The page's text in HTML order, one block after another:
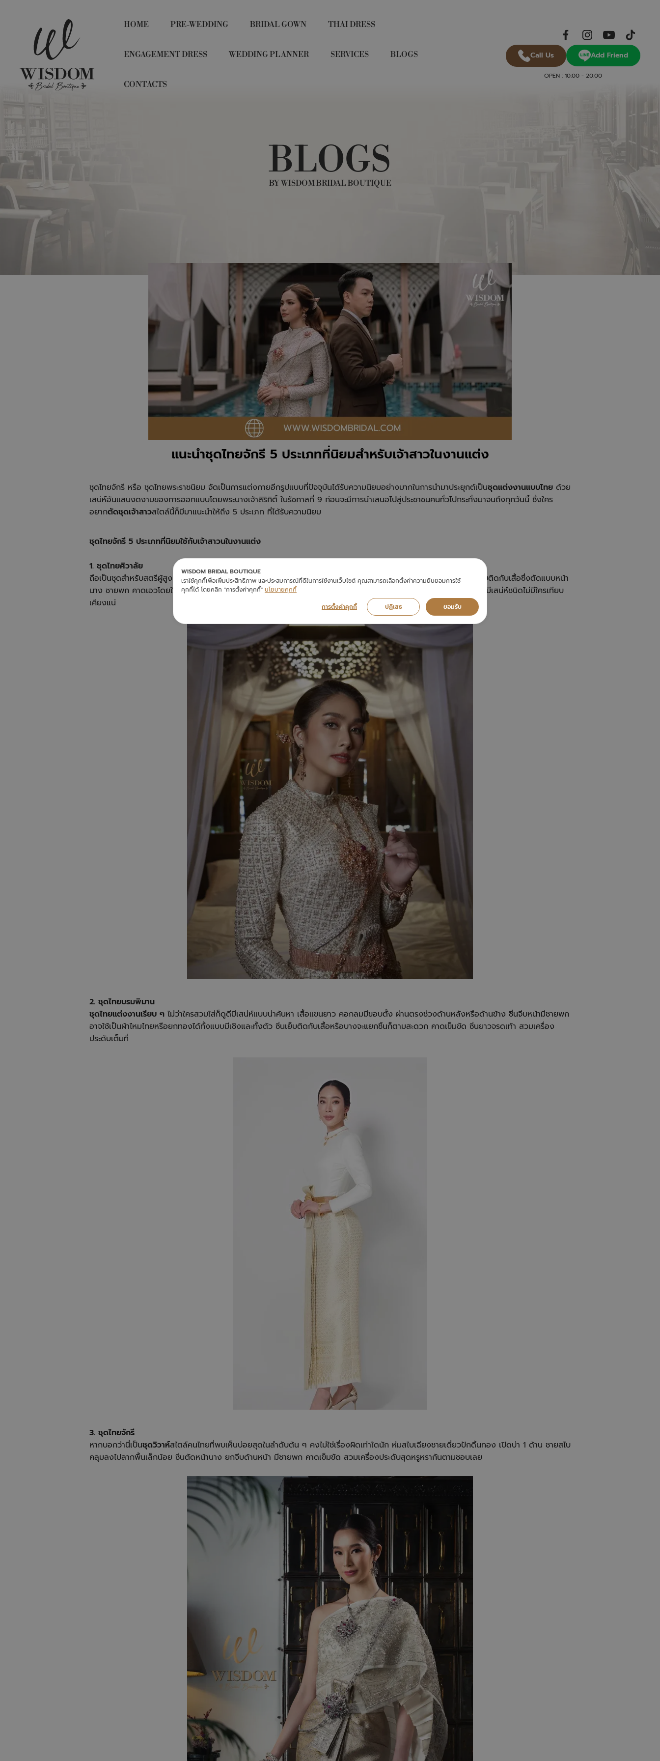
HOME PRE-WEDDING BRIDAL GOWN THAI DRESS
ENGAGEMENT DRESS WEDDING PLANNER SERVICES BLOGS
CONTACTS
Call Us Add Friend
OPEN : 10:00 - 20:00
BLOGS
BY WISDOM BRIDAL BOUTIQUE
แนะนำชุดไทยจักรี 5 ประเภทที่นิยมสำหรับเจ้าสาวในงานแต่ง
ชุดไทยจักรี หรือ ชุดไทยพระราชนิยม จัดเป็นการแต่งกายอีกรูปแบบที่ปัจจุบันได้รับความนิยมอย่างมากในการนำมาประยุกต์เป็นชุดแต่งงานแบบไทย ด้วย
เสน่ห์อันแสนงดงามของการออกแบบโดยพระนางเจ้าสิริกิติ์ ในรัชกาลที่ 9 ก่อนจะมีการนำเสนอไปสู่ประชาชนคนทั่วไปกระทั่งมาจนถึงทุกวันนี้ ซึ่งใคร
อยากตัดชุดเจ้าสาวสไตล์นี้ก็มีมาแนะนำให้ถึง 5 ประเภท ที่ได้รับความนิยม
ชุดไทยจักรี 5 ประเภทที่นิยมใช้กับเจ้าสาวนในงานแต่ง
1. ชุดไทยศิวาลัย
ถือเป็นชุดสำหรับสตรีผู้สูงศักดิ์ในยุคไทยโบราณลักษณะเป็นเสื้อแขนยาว คอปกตั้งเล็กน้อย ห่มสไบเฉียงปักลายไทย ตัวซิ่นเย็บติดกับเสื้อซึ่งตัดแบบหน้า
นาง ชายพก คาดเอวโดยใช้เข็มขัดเงินหรือทอง สวมเครื่องประดับได้ตามความเหมาะสม ต่างหู สร้อยข้อมือ สังวาล สวยแบบมีเสน่ห์ชนิดไม่มีใครเทียบ
เคียงแน่
2. ชุดไทยบรมพิมาน
ชุดไทยแต่งงานเรียบ ๆ ไม่ว่าใครสวมใส่ก็ดูดีมีเสน่ห์แบบน่าค้นหา เสื้อแขนยาว คอกลมมีขอบตั้ง ผ่านตรงช่วงด้านหลังหรือด้านข้าง ซิ่นจีบหน้ามีชายพก
อาจใช้เป็นผ้าไหมไทยหรือยกทองได้ทั้งแบบมีเชิงและทั้งตัว ซิ่นเย็บติดกับเสื้อหรือบางจะแยกชิ้นก็ตามสะดวก คาดเข็มขัด ซิ่นยาวจรดเท้า สวมเครื่อง
ประดับเต็มที่
3. ชุดไทยจักรี
หากบอกว่านี่เป็นชุดวิวาห์สไตล์คนไทยที่พบเห็นบ่อยสุดในลำดับต้น ๆ คงไม่ใช่เรื่องผิดเท่าใดนัก ห่มสไบเฉียงชายเดี่ยวปักดิ้นทอง เปิดบ่า 1 ด้าน ชายสไบ
คลุมลงไปลากพื้นเล็กน้อย ซิ่นตัดหน้านาง ยกจีบด้านหน้า มีชายพก คาดเข็มขัด สวมเครื่องประดับสุดหรูหรากันตามชอบเลย
WISDOM BRIDAL BOUTIQUE
เราใช้คุกกี้เพื่อเพิ่มประสิทธิภาพ และประสบการณ์ที่ดีในการใช้งานเว็บไซต์ คุณสามารถเลือกตั้งค่าความยินยอมการใช้
คุกกี้ได้ โดยคลิก "การตั้งค่าคุกกี้" นโยบายคุกกี้
ปฏิเสธ
ยอมรับ
การตั้งค่าคุกกี้